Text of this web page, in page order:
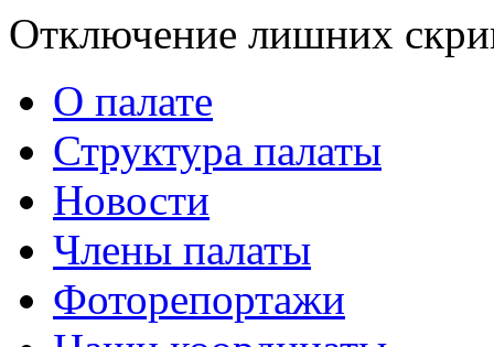
Отключение лишних
О палате
Структура палаты
Новости
Члены палаты
Фоторепортажи